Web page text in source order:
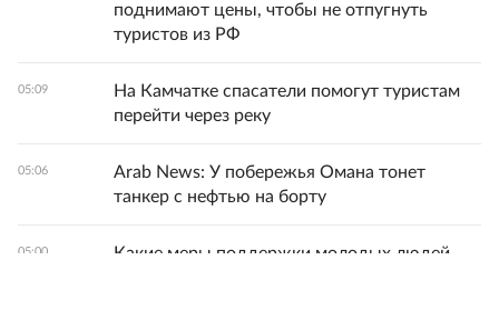
поднимают цены, чтобы не отпугнуть
туристов из РФ
05:09
На Камчатке спасатели помогут туристам
перейти через реку
05:06
Arab News: У побережья Омана тонет
танкер с нефтью на борту
05:00
Какие меры поддержки молодых людей